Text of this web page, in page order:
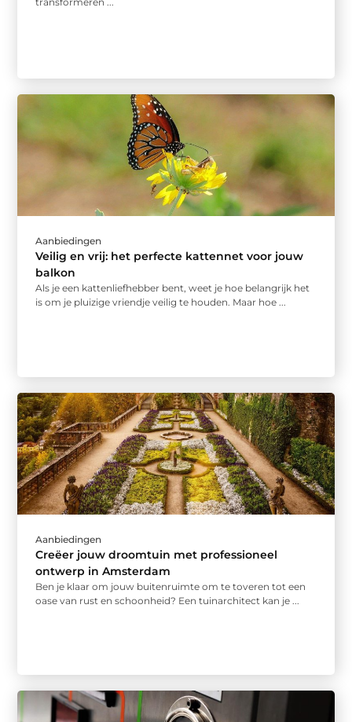
Aanbiedingen
Veilig en vrij: het perfecte kattennet voor jouw
balkon
Als je een kattenliefhebber bent, weet je hoe belangrijk het
is om je pluizige vriendje veilig te houden. Maar hoe ...
Aanbiedingen
Creëer jouw droomtuin met professioneel
ontwerp in Amsterdam
Ben je klaar om jouw buitenruimte om te toveren tot een
oase van rust en schoonheid? Een tuinarchitect kan je ...